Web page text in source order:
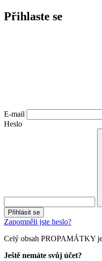
Přihlaste se
E-mail
Heslo
Přihlásit se
Zapomněli jste heslo?
Celý obsah PROPAMÁTKY je
Ještě nemáte svůj účet?